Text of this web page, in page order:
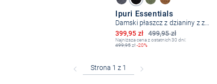
Ipuri Essentials
Damski płaszcz z dzianiny z zawartością moheru
499,95 zł
Obniżona cena
399,95 zł
Najniższa cena z ostatnich 30 dni:
499,95zł-20%
Bezpłatna dostawa z Friends